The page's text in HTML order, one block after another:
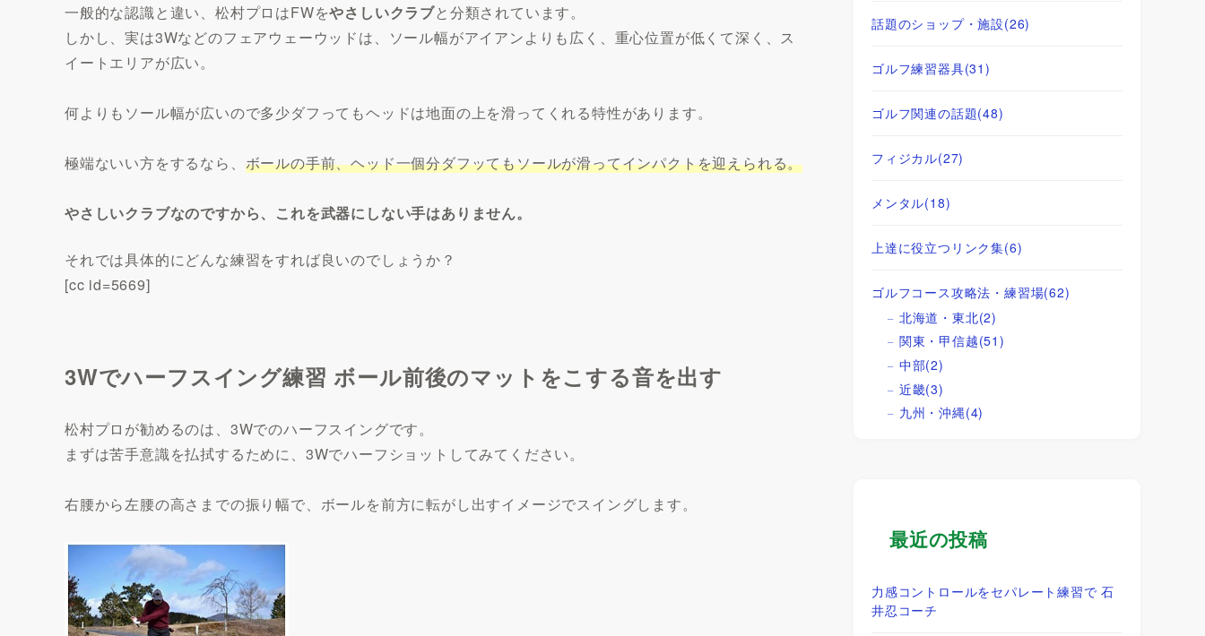
一般的な認識と違い、松村プロはFWをやさしいクラブと分類されています。
しかし、実は3Wなどのフェアウェーウッドは、ソール幅がアイアンよりも広く、重心位置が低くて深く、ス
イートエリアが広い。
何よりもソール幅が広いので多少ダフってもヘッドは地面の上を滑ってくれる特性があります。
極端ないい方をするなら、 ボールの手前、ヘッド一個分ダフッてもソールが滑ってインパクトを迎えられる。
やさしいクラブなのですから、これを武器にしない手はありません。
それでは具体的にどんな練習をすれば良いのでしょうか？
[cc id=5669]
3Wでハーフスイング練習 ボール前後のマットをこする音を出す
松村プロが勧めるのは、3Wでのハーフスイングです。
まずは苦手意識を払拭するために、3Wでハーフショットしてみてください。
右腰から左腰の高さまでの振り幅で、ボールを前方に転がし出すイメージでスイングします。
話題のショップ・施設(26)
ゴルフ練習器具(31)
ゴルフ関連の話題(48)
フィジカル(27)
メンタル(18)
上達に役立つリンク集(6)
ゴルフコース攻略法・練習場(62)
北海道・東北(2)
関東・甲信越(51)
中部(2)
近畿(3)
九州・沖縄(4)
最近の投稿
力感コントロールをセパレート練習で 石
井忍コーチ